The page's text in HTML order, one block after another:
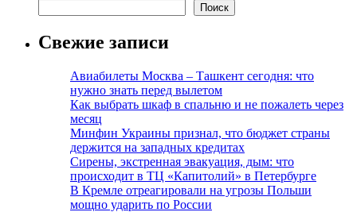
Поиск
Свежие записи
Авиабилеты Москва – Ташкент сегодня: что
нужно знать перед вылетом
Как выбрать шкаф в спальню и не пожалеть через
месяц
Минфин Украины признал, что бюджет страны
держится на западных кредитах
Сирены, экстренная эвакуация, дым: что
происходит в ТЦ «Капитолий» в Петербурге
В Кремле отреагировали на угрозы Польши
мощно ударить по России